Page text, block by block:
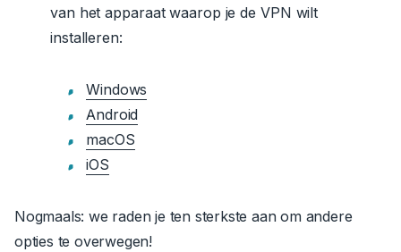
van het apparaat waarop je de VPN wilt
installeren:
Windows
Android
macOS
iOS
Nogmaals: we raden je ten sterkste aan om andere
opties te overwegen!